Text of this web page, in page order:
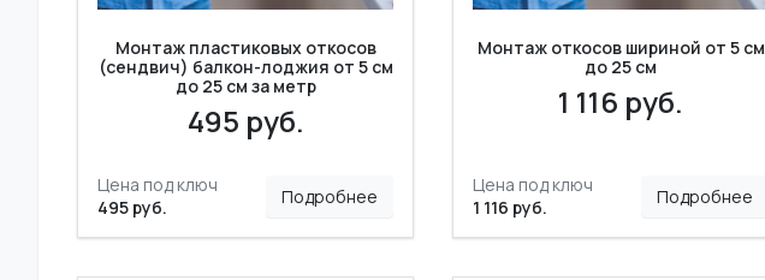
Монтаж пластиковых откосов
(сендвич) балкон-лоджия от 5 см
до 25 см за метр
495 руб.
Цена под ключ
495 руб.
Подробнее
Монтаж откосов шириной от 5 см
до 25 см
1 116 руб.
Цена под ключ
1 116 руб.
Подробнее